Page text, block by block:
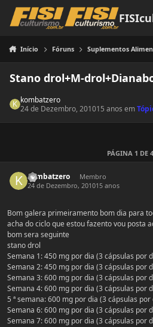
Pular para o conteúdo
Início Fóruns Suplementos
Stano drol+M-
kombatzero
24 de Dezembro, 201015 anos em
PÁGINA 1 DE 4
kombatzero
Membro
24 de Dezembro, 201015 anos
Bom galera primeiramento bom dia para
acha do ciclo que estou fazento vou posta
bom sera seguinte
stano drol
Semana 1: 450 mg por dia (3 cápsulas por
Semana 2: 450 mg por dia (3 cápsulas por
Semana 3: 600 mg por dia (3 cápsulas por
Semana 4: 600 mg por dia (3 cápsulas por
5 ª semana: 600 mg por dia (3 cápsulas por
Semana 6: 600 mg por dia (3 cápsulas por
Semana 7: 600 mg por dia (3 cápsulas por